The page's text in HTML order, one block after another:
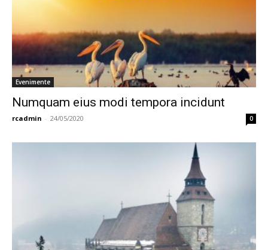
Evenimente
Numquam eius modi tempora incidunt
rcadmin - 24/05/2020 0